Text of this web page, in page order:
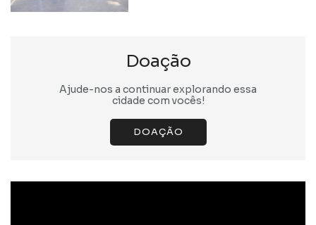
Doação
Ajude-nos a continuar explorando essa
cidade com vocês!
DOAÇÃO